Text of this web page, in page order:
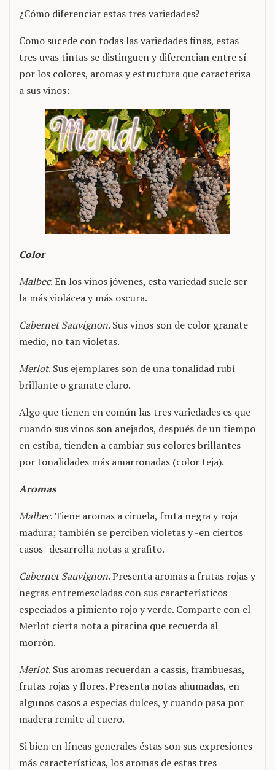
¿Cómo diferenciar estas tres variedades?
Como sucede con todas las variedades finas, estas
tres uvas tintas se distinguen y diferencian entre sí
por los colores, aromas y estructura que caracteriza
a sus vinos:
Color
Malbec. En los vinos jóvenes, esta variedad suele ser
la más violácea y más oscura.
Cabernet Sauvignon. Sus vinos son de color granate
medio, no tan violetas.
Merlot. Sus ejemplares son de una tonalidad rubí
brillante o granate claro.
Algo que tienen en común las tres variedades es que
cuando sus vinos son añejados, después de un tiempo
en estiba, tienden a cambiar sus colores brillantes
por tonalidades más amarronadas (color teja).
Aromas
Malbec. Tiene aromas a ciruela, fruta negra y roja
madura; también se perciben violetas y -en ciertos
casos- desarrolla notas a grafito.
Cabernet Sauvignon. Presenta aromas a frutas rojas y
negras entremezcladas con sus característicos
especiados a pimiento rojo y verde. Comparte con el
Merlot cierta nota a piracina que recuerda al
morrón.
Merlot. Sus aromas recuerdan a cassis, frambuesas,
frutas rojas y flores. Presenta notas ahumadas, en
algunos casos a especias dulces, y cuando pasa por
madera remite al cuero.
Si bien en líneas generales éstas son sus expresiones
más características, los aromas de estas tres